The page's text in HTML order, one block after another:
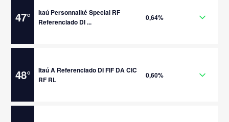
47°
Itaú Personnalité Special RF
Referenciado DI ...
0,64%
48°
Itaú A Referenciado DI FIF DA CIC
RF RL
0,60%